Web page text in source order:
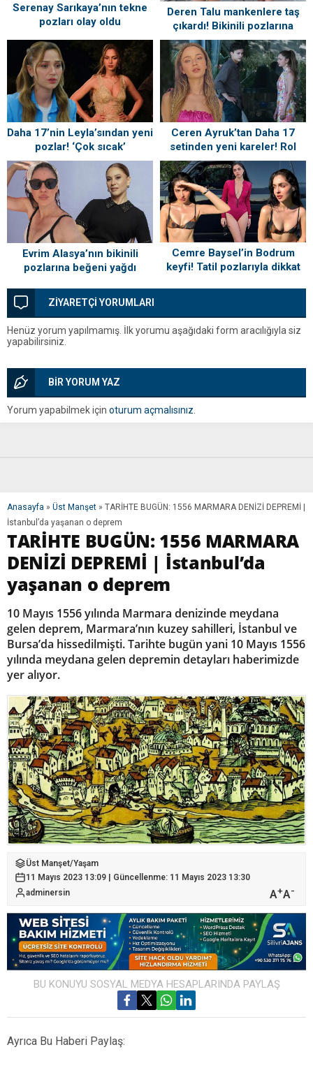
Serenay Sarıkaya’nın tekne
pozları olay oldu
Deren Talu mankenlere taş
çıkardı! Bikinili pozlarına
beğeni yağmuru
Daha 17’nin Leyla’sından yeni
pozlar! ‘Çok sıcak’
Ceren Ayruk’tan Daha 17
setinden yeni kareler! Rol
arkadaşından yorum
gecikmedi
Evrim Alasya’nın bikinili
pozlarına beğeni yağdı
Cemre Baysel’in Bodrum
keyfi! Tatil pozlarıyla dikkat
ZİYARETÇİ YORUMLARI
Henüz yorum yapılmamış. İlk yorumu aşağıdaki form aracılığıyla siz
yapabilirsiniz.
BİR YORUM YAZ
Yorum yapabilmek için oturum açmalısınız
Anasayfa » Üst Manşet » TARİHTE BUGÜN: 1556 MARMARA DENİZİ DEPREMİ |
İstanbul’da yaşanan o deprem
TARİHTE BUGÜN: 1556 MARMARA
DENİZİ DEPREMİ | İstanbul’da
yaşanan o deprem
10 Mayıs 1556 yılında Marmara denizinde meydana
gelen deprem, Marmara’nın kuzey sahilleri, İstanbul ve
Bursa’da hissedilmişti. Tarihte bugün yani 10 Mayıs 1556
yılında meydana gelen depremin detayları haberimizde
yer alıyor.
Üst Manşet/Yaşam
11 Mayıs 2023 13:09 | Güncellenme: 11 Mayıs 2023 13:30
adminersin
A+A-
BU KONUYU SOSYAL MEDYA HESAPLARINDA PAYLAŞ
Ayrıca Bu Haberi Paylaş: